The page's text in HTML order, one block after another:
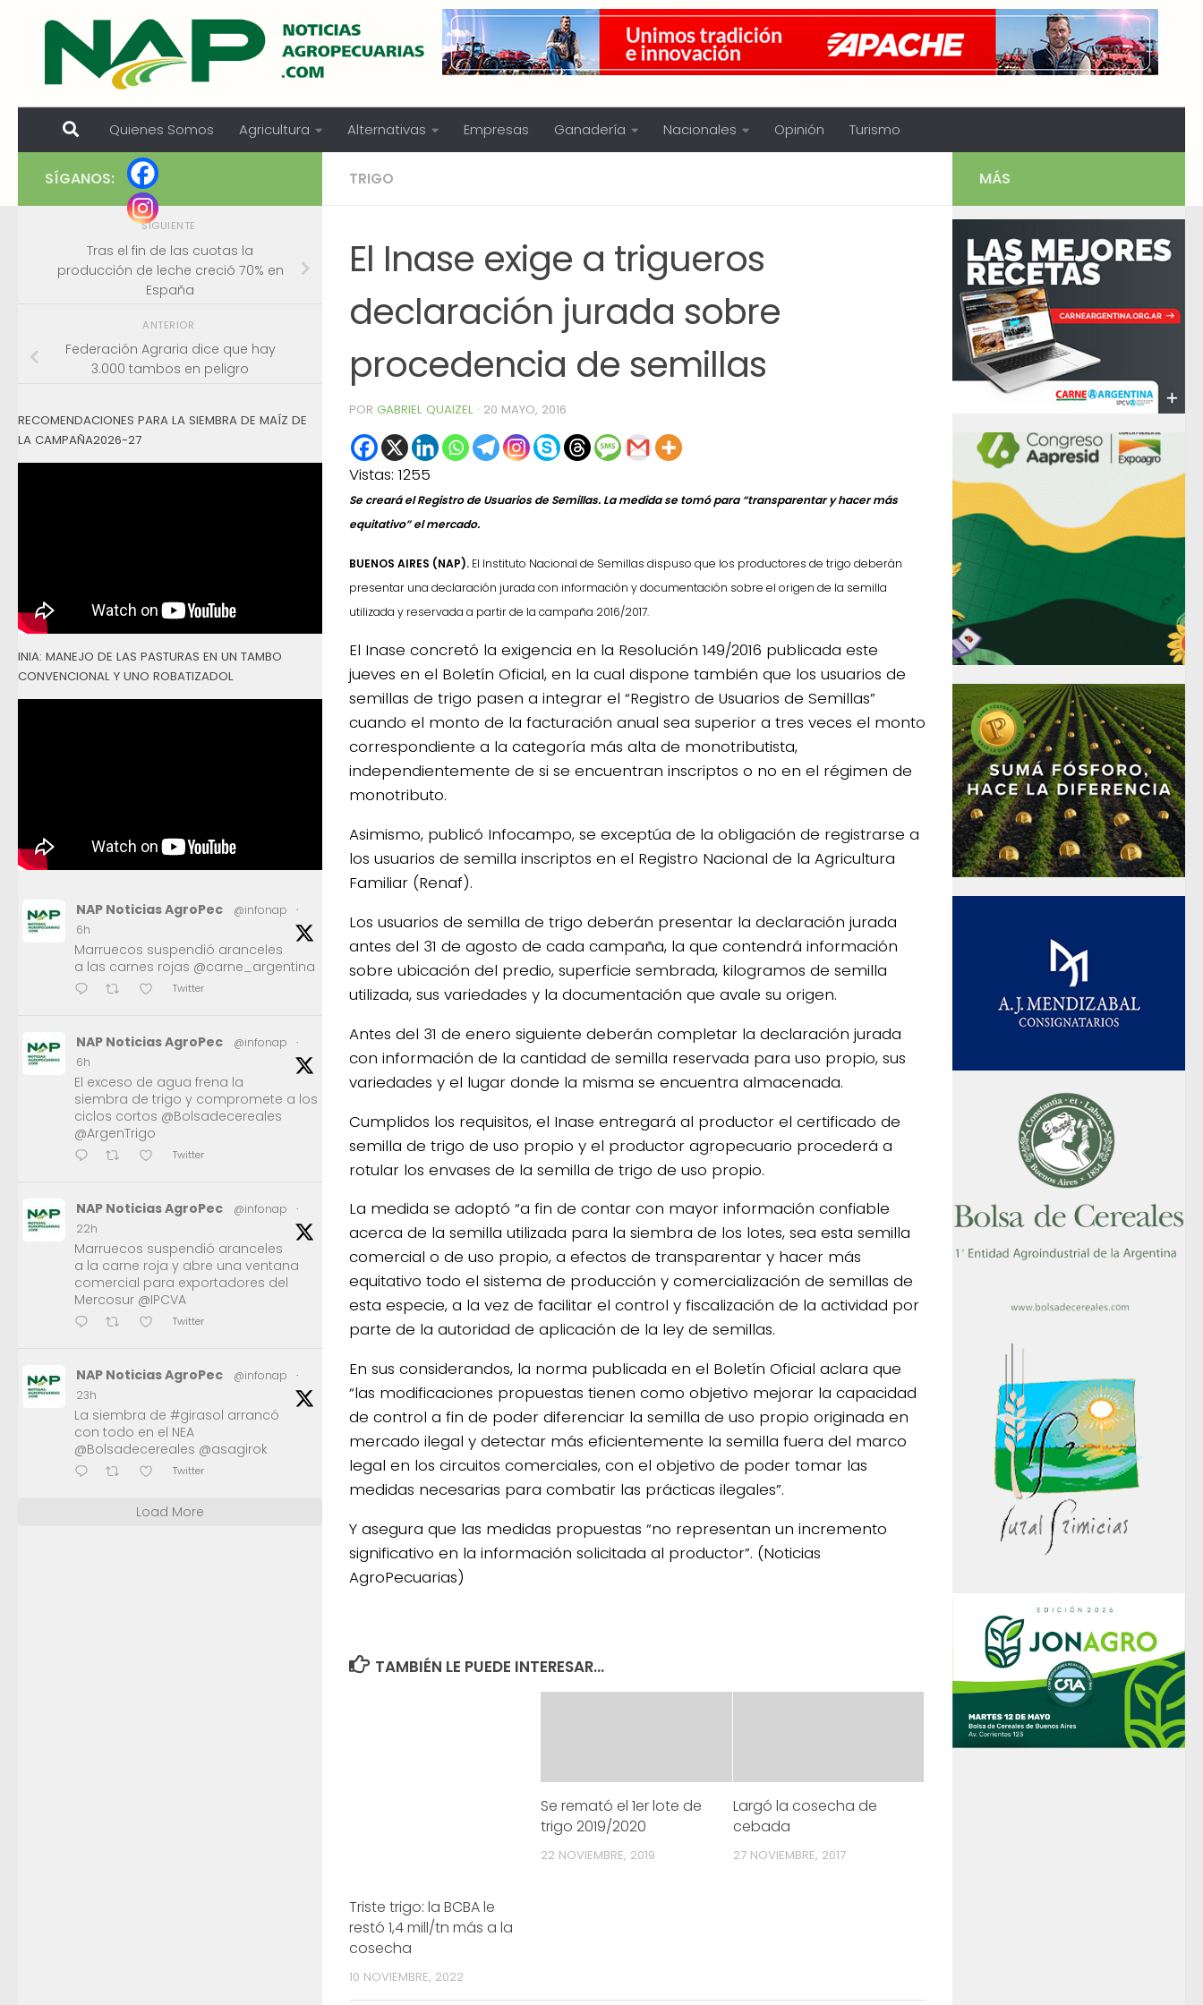
Skip to content
Quienes Somos Agricultura Alternativas Empresas Ganadería Nacionales Opinión Turismo
TRIGO
El Inase exige a trigueros
declaración jurada sobre
procedencia de semillas
POR GABRIEL QUAIZEL · 20 MAYO, 2016
Vistas: 1255
Se creará el Registro de Usuarios de Semillas. La medida se tomó para “transparentar y hacer más
equitativo” el mercado.
BUENOS AIRES (NAP). El Instituto Nacional de Semillas dispuso que los productores de trigo deberán
presentar una declaración jurada con información y documentación sobre el origen de la semilla
utilizada y reservada a partir de la campaña 2016/2017.
El Inase concretó la exigencia en la Resolución 149/2016 publicada este
jueves en el Boletín Oficial, en la cual dispone también que los usuarios de
semillas de trigo pasen a integrar el “Registro de Usuarios de Semillas”
cuando el monto de la facturación anual sea superior a tres veces el monto
correspondiente a la categoría más alta de monotributista,
independientemente de si se encuentran inscriptos o no en el régimen de
monotributo.
Asimismo, publicó Infocampo, se exceptúa de la obligación de registrarse a
los usuarios de semilla inscriptos en el Registro Nacional de la Agricultura
Familiar (Renaf).
Los usuarios de semilla de trigo deberán presentar la declaración jurada
antes del 31 de agosto de cada campaña, la que contendrá información
sobre ubicación del predio, superficie sembrada, kilogramos de semilla
utilizada, sus variedades y la documentación que avale su origen.
Antes del 31 de enero siguiente deberán completar la declaración jurada
con información de la cantidad de semilla reservada para uso propio, sus
variedades y el lugar donde la misma se encuentra almacenada.
Cumplidos los requisitos, el Inase entregará al productor el certificado de
semilla de trigo de uso propio y el productor agropecuario procederá a
rotular los envases de la semilla de trigo de uso propio.
La medida se adoptó “a fin de contar con mayor información confiable
acerca de la semilla utilizada para la siembra de los lotes, sea esta semilla
comercial o de uso propio, a efectos de transparentar y hacer más
equitativo todo el sistema de producción y comercialización de semillas de
esta especie, a la vez de facilitar el control y fiscalización de la actividad por
parte de la autoridad de aplicación de la ley de semillas.
En sus considerandos, la norma publicada en el Boletín Oficial aclara que
“las modificaciones propuestas tienen como objetivo mejorar la capacidad
de control a fin de poder diferenciar la semilla de uso propio originada en
mercado ilegal y detectar más eficientemente la semilla fuera del marco
legal en los circuitos comerciales, con el objetivo de poder tomar las
medidas necesarias para combatir las prácticas ilegales”.
Y asegura que las medidas propuestas “no representan un incremento
significativo en la información solicitada al productor”. (Noticias
AgroPecuarias)
TAMBIÉN LE PUEDE INTERESAR...
Triste trigo: la BCBA le
restó 1,4 mill/tn más a la
cosecha
10 NOVIEMBRE, 2022
Se remató el 1er lote de
trigo 2019/2020
22 NOVIEMBRE, 2019
Largó la cosecha de
cebada
27 NOVIEMBRE, 2017
SÍGANOS:
SIGUIENTE
Tras el fin de las cuotas la
producción de leche creció 70% en
España
ANTERIOR
Federación Agraria dice que hay
3.000 tambos en peligro
RECOMENDACIONES PARA LA SIEMBRA DE MAÍZ DE
LA CAMPAÑA2026-27
INIA: MANEJO DE LAS PASTURAS EN UN TAMBO
CONVENCIONAL Y UNO ROBATIZADOL
NAP Noticias AgroPec @infonap
·
6h
Marruecos suspendió aranceles
a las carnes rojas @carne_argentina
Twitter
NAP Noticias AgroPec @infonap
·
6h
El exceso de agua frena la
siembra de trigo y compromete a los
ciclos cortos @Bolsadecereales
@ArgenTrigo
Twitter
NAP Noticias AgroPec @infonap
·
22h
Marruecos suspendió aranceles
a la carne roja y abre una ventana
comercial para exportadores del
Mercosur @IPCVA
Twitter
NAP Noticias AgroPec @infonap
·
23h
La siembra de #girasol arrancó
con todo en el NEA
@Bolsadecereales @asagirok
Twitter
Load More
MÁS